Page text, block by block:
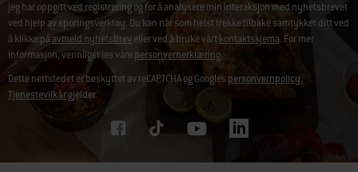
jeg har oppgitt ved registrering og for å analysere min interaksjon med nyhetsbrevet
ved hjelp av sporingsverktøy. Du kan når som helst trekke tilbake samtykket ditt ved
å klikke påavmeld nyhetsbreveller ved å bruke vårtkontaktskjema. For mer
informasjon, vennligst les vårepersonvernerklæring.
Dette nettstedet er beskyttet av reCAPTCHA og Googlespersonvernpolicy.
Tjenestevilkårgjelder.